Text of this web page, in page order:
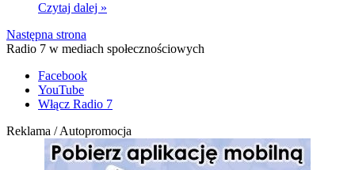
Czytaj dalej »
Następna strona
Radio 7 w mediach społecznościowych
Facebook
YouTube
Włącz Radio 7
Reklama / Autopromocja